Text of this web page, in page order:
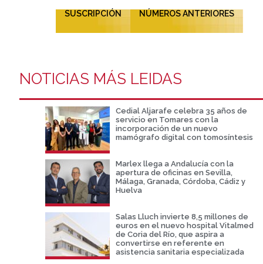
SUSCRIPCIÓN NÚMEROS ANTERIORES
NOTICIAS MÁS LEIDAS
Cedial Aljarafe celebra 35 años de
servicio en Tomares con la
incorporación de un nuevo
mamógrafo digital con tomosíntesis
Marlex llega a Andalucía con la
apertura de oficinas en Sevilla,
Málaga, Granada, Córdoba, Cádiz y
Huelva
Salas Lluch invierte 8,5 millones de
euros en el nuevo hospital Vitalmed
de Coria del Río, que aspira a
convertirse en referente en
asistencia sanitaria especializada